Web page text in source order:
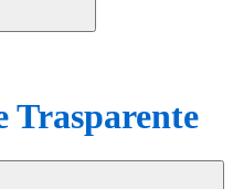
Trasparente